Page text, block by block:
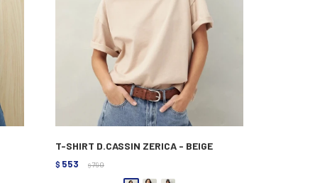
T-SHIRT D.CASSIN ZERICA - BEIGE
$ 553 $ 790